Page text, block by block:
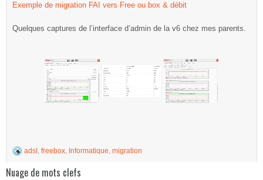
Exemple de migration FAI vers Free ou box & débit
Quelques captures de l’interface d’admin de la v6 chez mes parents.
adsl , freebox, Informatique, migration
Nuage de mots clefs